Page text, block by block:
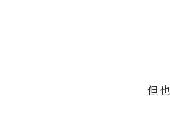
但